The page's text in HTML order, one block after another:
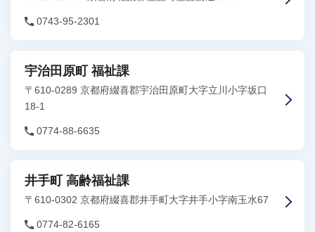
0743-95-2301
宇治田原町 福祉課
〒610-0289 京都府綴喜郡宇治田原町大字立川小字坂口
18-1
0774-88-6635
井手町 高齢福祉課
〒610-0302 京都府綴喜郡井手町大字井手小字南玉水67
0774-82-6165